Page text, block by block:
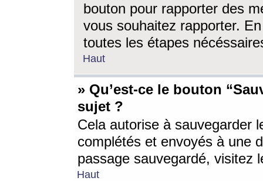
bouton pour rapporter des
vous souhaitez rapporter.
toutes les étapes
Haut
» Qu’est-ce le bouton
sujet ?
Cela autorise à sauvegarder
complétés et envoyés à une
passage sauvegardé, visitez
Haut